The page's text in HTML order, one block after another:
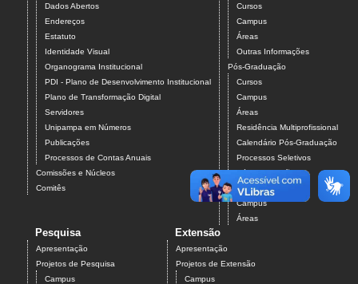
Dados Abertos
Endereços
Estatuto
Identidade Visual
Organograma Institucional
PDI - Plano de Desenvolvimento Institucional
Plano de Transformação Digital
Servidores
Unipampa em Números
Publicações
Processos de Contas Anuais
Comissões e Núcleos
Comitês
Cursos
Campus
Áreas
Outras Informações
Pós-Graduação
Cursos
Campus
Áreas
Residência Multiprofissional
Calendário Pós-Graduação
Processos Seletivos
Pós-Graduação
Projetos
Campus
Áreas
Pesquisa
Apresentação
Projetos de Pesquisa
Campus
Extensão
Apresentação
Projetos de Extensão
Campus